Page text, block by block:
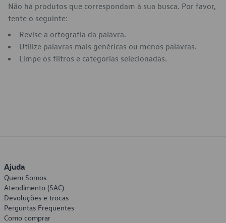
Não há produtos que correspondam à sua busca. Por favor,
tente o seguinte:
Revise a ortografia da palavra.
Utilize palavras mais genéricas ou menos palavras.
Limpe os filtros e categorias selecionadas.
Ajuda
Quem Somos
Atendimento (SAC)
Devoluções e trocas
Perguntas Frequentes
Como comprar